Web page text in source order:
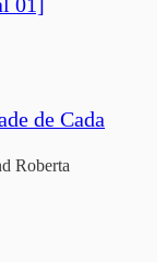
de Cada
Roberta